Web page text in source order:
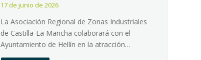
17 de junio de 2026
La Asociación Regional de Zonas Industriales
de Castilla-La Mancha colaborará con el
Ayuntamiento de Hellín en la atracción…